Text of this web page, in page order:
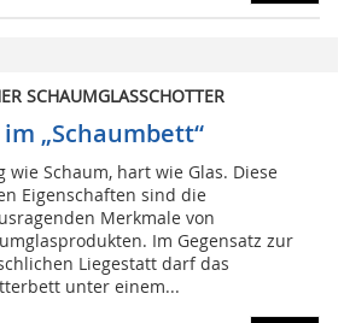
SCHAUMGLASSCHOTTER
„Schaumbett“
wie Schaum, hart wie Glas. Diese
Eigenschaften sind die
Merkmale von
Im Gegensatz zur
Liegestatt darf das
unter einem...